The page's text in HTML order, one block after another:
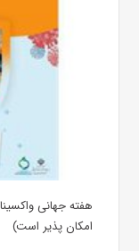
هفته جهانی
امکان پذیر است)